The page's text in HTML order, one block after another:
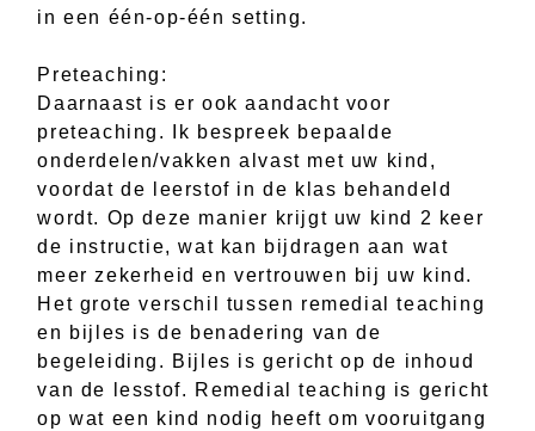
in een één-op-één setting.
Preteaching:
Daarnaast is er ook aandacht voor
preteaching. Ik bespreek bepaalde
onderdelen/vakken alvast met uw kind,
voordat de leerstof in de klas behandeld
wordt. Op deze manier krijgt uw kind 2 keer
de instructie, wat kan bijdragen aan wat
meer zekerheid en vertrouwen bij uw kind.
Het grote verschil tussen remedial teaching
en bijles is de benadering van de
begeleiding. Bijles is gericht op de inhoud
van de lesstof. Remedial teaching is gericht
op wat een kind nodig heeft om vooruitgang